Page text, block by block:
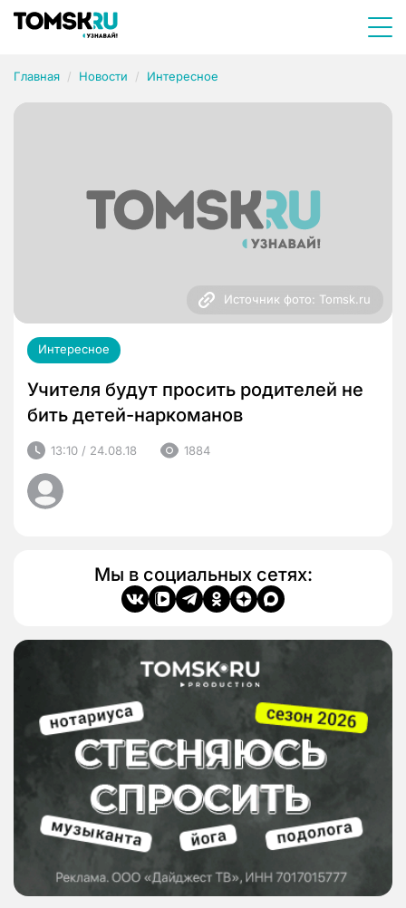
Главная Новости Интересное
Источник фото: Tomsk.ru
Интересное
Учителя будут просить родителей не
бить детей-наркоманов
13:10 / 24.08.18 1884
Мы в социальных сетях: